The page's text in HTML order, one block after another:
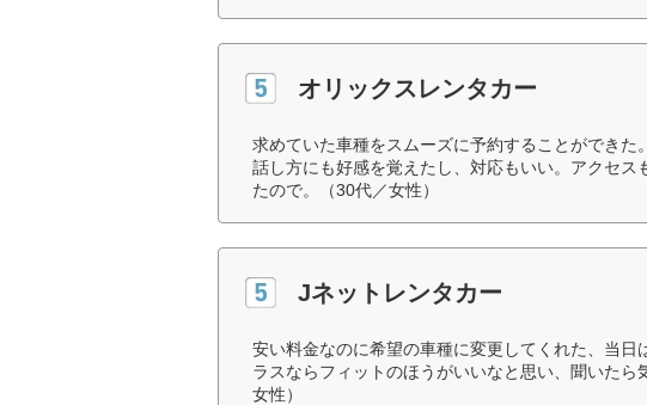
オリックスレンタカー
求めていた車種をスムーズに予約することができ
話し方にも好感を覚えたし、対応もいい。アクセス
たので。（30代／女性）
Jネットレンタカー
安い料金なのに希望の車種に変更してくれた、当
ラスならフィットのほうがいいなと思い、聞いた
女性）